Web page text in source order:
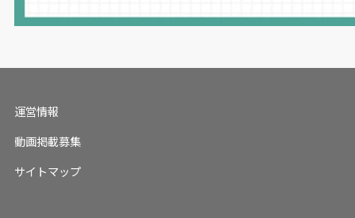
運営情報
動画掲載募集
サイトマップ